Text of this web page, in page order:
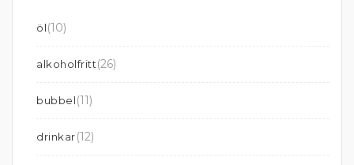
öl(10)
alkoholfritt(26)
bubbel(11)
drinkar(12)